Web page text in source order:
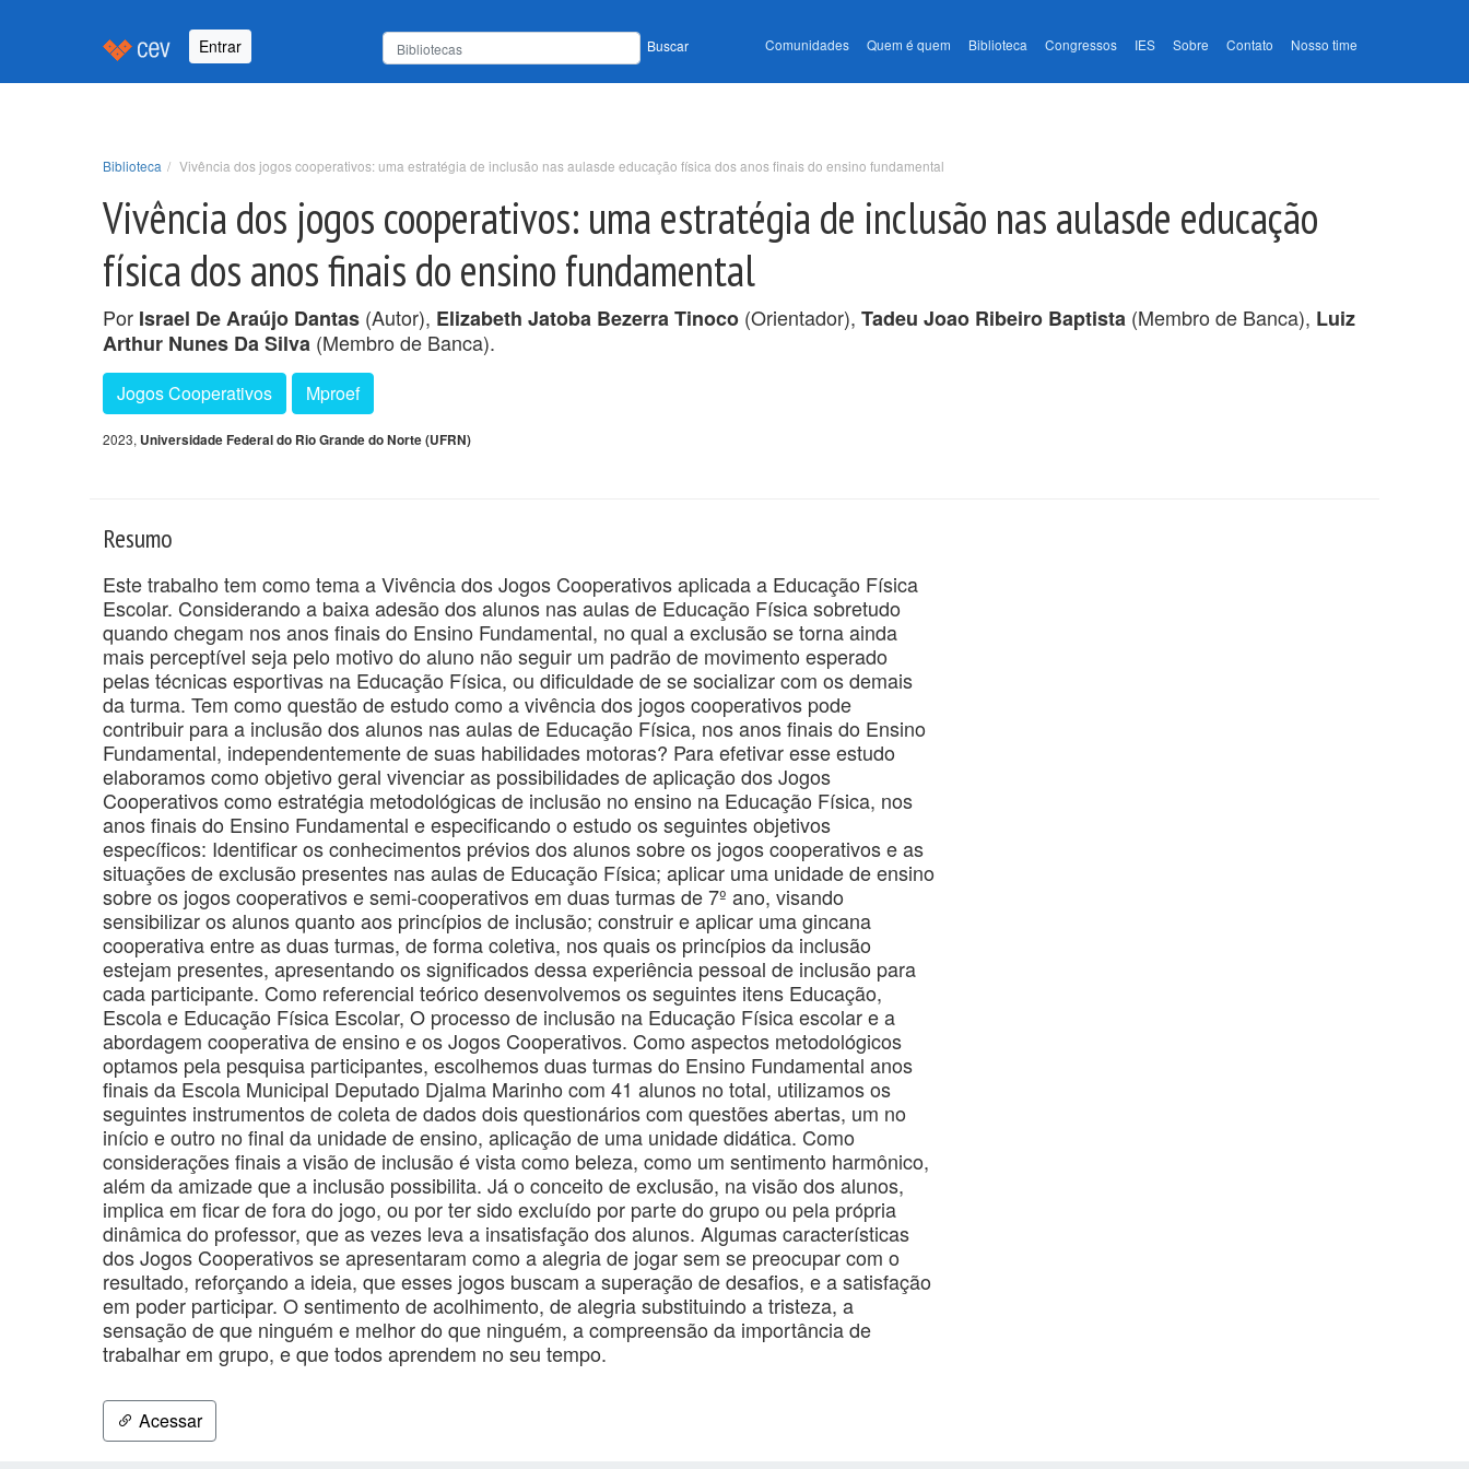
Entrar Buscar Comunidades Quem é quem Biblioteca Congressos IES Sobre Contato Nosso time
Biblioteca Vivência dos jogos cooperativos: uma estratégia de inclusão nas aulasde educação física dos anos finais do ensino fundamental
Vivência dos jogos cooperativos: uma estratégia de inclusão nas aulasde educação
física dos anos finais do ensino fundamental
Por Israel De Araújo Dantas (Autor), Elizabeth Jatoba Bezerra Tinoco (Orientador), Tadeu Joao Ribeiro Baptista (Membro de Banca), Luiz
Arthur Nunes Da Silva (Membro de Banca).
Jogos Cooperativos Mproef
2023, Universidade Federal do Rio Grande do Norte (UFRN)
Resumo
Este trabalho tem como tema a Vivência dos Jogos Cooperativos aplicada a Educação Física
Escolar. Considerando a baixa adesão dos alunos nas aulas de Educação Física sobretudo
quando chegam nos anos finais do Ensino Fundamental, no qual a exclusão se torna ainda
mais perceptível seja pelo motivo do aluno não seguir um padrão de movimento esperado
pelas técnicas esportivas na Educação Física, ou dificuldade de se socializar com os demais
da turma. Tem como questão de estudo como a vivência dos jogos cooperativos pode
contribuir para a inclusão dos alunos nas aulas de Educação Física, nos anos finais do Ensino
Fundamental, independentemente de suas habilidades motoras? Para efetivar esse estudo
elaboramos como objetivo geral vivenciar as possibilidades de aplicação dos Jogos
Cooperativos como estratégia metodológicas de inclusão no ensino na Educação Física, nos
anos finais do Ensino Fundamental e especificando o estudo os seguintes objetivos
específicos: Identificar os conhecimentos prévios dos alunos sobre os jogos cooperativos e as
situações de exclusão presentes nas aulas de Educação Física; aplicar uma unidade de ensino
sobre os jogos cooperativos e semi-cooperativos em duas turmas de 7º ano, visando
sensibilizar os alunos quanto aos princípios de inclusão; construir e aplicar uma gincana
cooperativa entre as duas turmas, de forma coletiva, nos quais os princípios da inclusão
estejam presentes, apresentando os significados dessa experiência pessoal de inclusão para
cada participante. Como referencial teórico desenvolvemos os seguintes itens Educação,
Escola e Educação Física Escolar, O processo de inclusão na Educação Física escolar e a
abordagem cooperativa de ensino e os Jogos Cooperativos. Como aspectos metodológicos
optamos pela pesquisa participantes, escolhemos duas turmas do Ensino Fundamental anos
finais da Escola Municipal Deputado Djalma Marinho com 41 alunos no total, utilizamos os
seguintes instrumentos de coleta de dados dois questionários com questões abertas, um no
início e outro no final da unidade de ensino, aplicação de uma unidade didática. Como
considerações finais a visão de inclusão é vista como beleza, como um sentimento harmônico,
além da amizade que a inclusão possibilita. Já o conceito de exclusão, na visão dos alunos,
implica em ficar de fora do jogo, ou por ter sido excluído por parte do grupo ou pela própria
dinâmica do professor, que as vezes leva a insatisfação dos alunos. Algumas características
dos Jogos Cooperativos se apresentaram como a alegria de jogar sem se preocupar com o
resultado, reforçando a ideia, que esses jogos buscam a superação de desafios, e a satisfação
em poder participar. O sentimento de acolhimento, de alegria substituindo a tristeza, a
sensação de que ninguém e melhor do que ninguém, a compreensão da importância de
trabalhar em grupo, e que todos aprendem no seu tempo.
Acessar